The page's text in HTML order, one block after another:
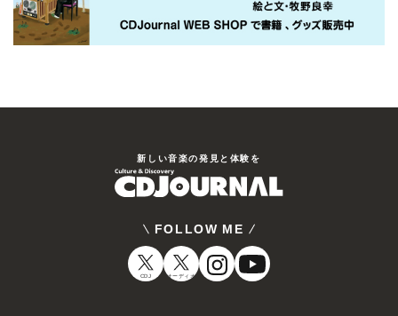
新しい⾳楽の発⾒と体験を
FOLLOW ME
CDJ オーディオ